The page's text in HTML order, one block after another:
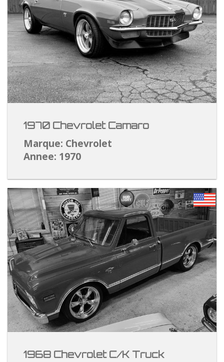
1970 Chevrolet Camaro
Marque: Chevrolet
Annee: 1970
1968 Chevrolet C/K Truck